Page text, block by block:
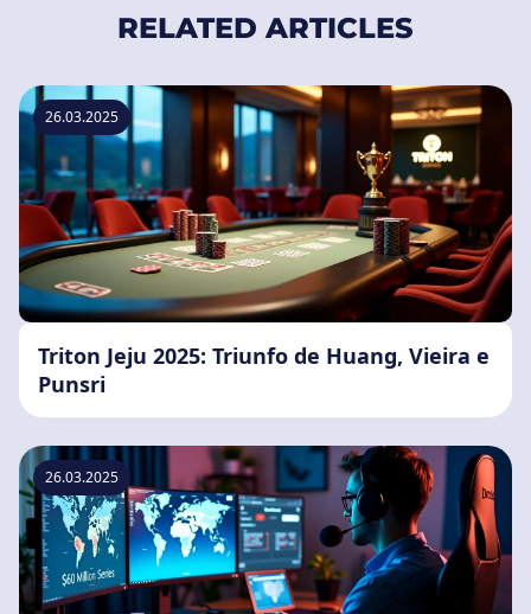
RELATED ARTICLES
26.03.2025
Triton Jeju 2025: Triunfo de Huang, Vieira e
Punsri
26.03.2025